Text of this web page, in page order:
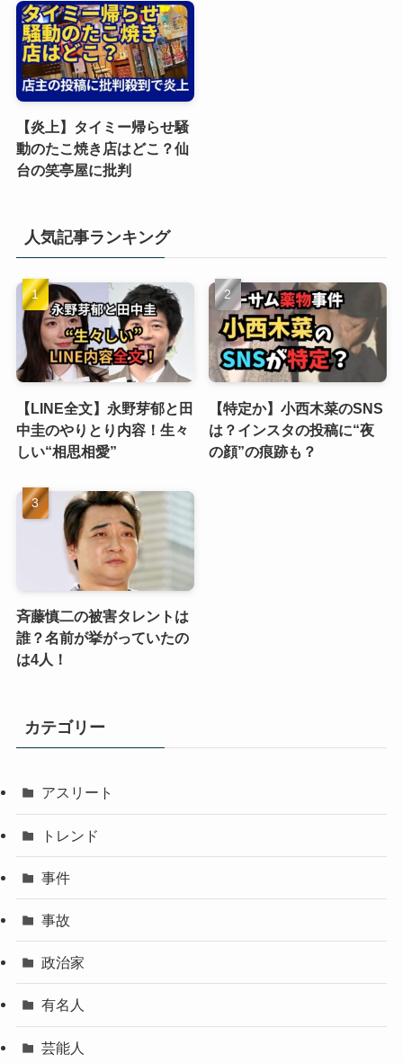
【炎上】タイミー帰らせ騒
動のたこ焼き店はどこ？仙
台の笑亭屋に批判
人気記事ランキング
【LINE全文】永野芽郁と田
中圭のやりとり内容！生々
しい“相思相愛”
【特定か】小西木菜のSNS
は？インスタの投稿に“夜
の顔”の痕跡も？
斉藤慎二の被害タレントは
誰？名前が挙がっていたの
は4人！
カテゴリー
アスリート
トレンド
事件
事故
政治家
有名人
芸能人